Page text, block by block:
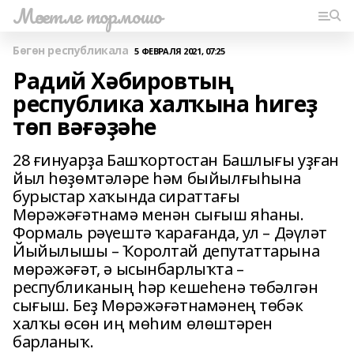
Мәсетле тормошо
Бөгөн республикала 5 ФЕВРАЛЯ 2021, 07:25
Радий Хәбировтың
республика халҡына һигеҙ
төп вәғәҙәһе
28 ғинуарҙа Башҡортостан Башлығы уҙған
йыл һөҙөмтәләре һәм быйылғыһына
бурыстар хаҡында сираттағы
Мөрәжәғәтнамә менән сығыш яһаны.
Формаль рәүештә ҡарағанда, ул – Дәүләт
Йыйылышы – Ҡоролтай депутаттарына
мөрәжәғәт, ә ысынбарлыҡта –
республиканың һәр кешеһенә төбәлгән
сығыш. Беҙ Мөрәжәғәтнамәнең төбәк
халҡы өсөн иң мөһим өлөштәрен
барланыҡ.